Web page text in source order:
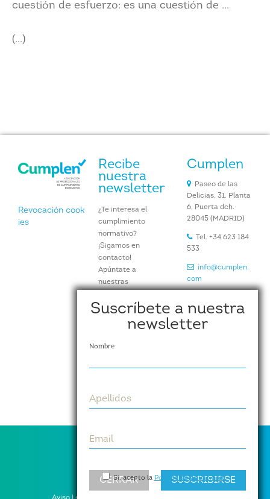
cuestión de esfuerzo: es una cuestión de ...
(...)
Suscríbete a nuestra
newsletter
Nombre
Apellidos
Email
Si, acepto la Política de privacidad
CERRAR SUSCRIBIRSE
Revocación cook
ies
Recibe
nuestra
newsletter
¿Te interesa el
cumplimiento
normativo?
¡Sigamos en
contacto!
Apúntate a
nuestras
recibe
tu buzón noticias,
artículos e
nuestros eventos y
Suscríbete aquí
Cumplen
Paseo de las
Delicias, 31. Planta
6, Puerta dch.
28045 (MADRID)
Tel. +34 623 184
533
info@cumplen.
com
com